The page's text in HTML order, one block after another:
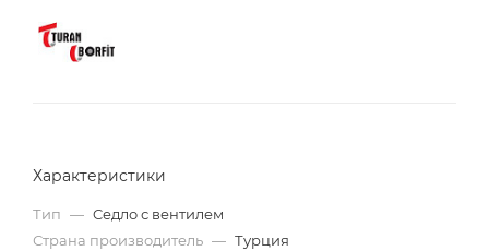
Характеристики
Тип — Cедло с вентилем
Страна производитель — Турция